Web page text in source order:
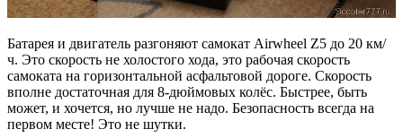
Батарея и двигатель разгоняют самокат Airwheel Z5 до 20 км/
ч. Это скорость не холостого хода, это рабочая скорость
самоката на горизонтальной асфальтовой дороге. Скорость
вполне достаточная для 8-дюймовых колёс. Быстрее, быть
может, и хочется, но лучше не надо. Безопасность всегда на
первом месте! Это не шутки.